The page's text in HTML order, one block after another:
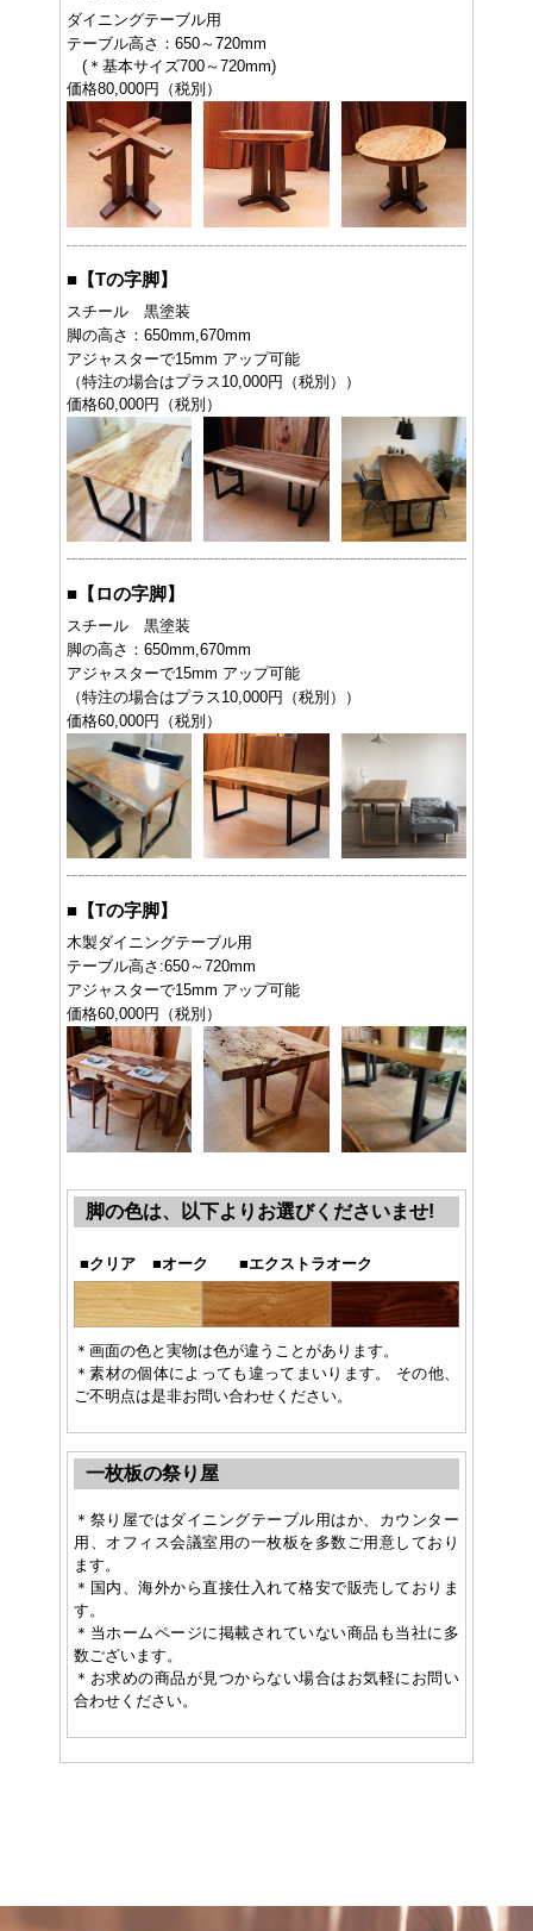
ダイニングテーブル用
テーブル高さ：650～720mm
(＊基本サイズ700～720mm)
価格80,000円（税別）
■ 【Tの字脚】
スチール 黒塗装
脚の高さ：650mm,670mm
アジャスターで15mm アップ可能
（特注の場合はプラス10,000円（税別））
価格60,000円（税別）
■ 【ロの字脚】
スチール 黒塗装
脚の高さ：650mm,670mm
アジャスターで15mm アップ可能
（特注の場合はプラス10,000円（税別））
価格60,000円（税別）
■ 【Tの字脚】
木製ダイニングテーブル用
テーブル高さ:650～720mm
アジャスターで15mm アップ可能
価格60,000円（税別）
脚の色は、以下よりお選びくださいませ!
■クリア ■オーク ■エクストラオーク
＊画面の色と実物は色が違うことがあります。
＊素材の個体によっても違ってまいります。 その他、
ご不明点は是非お問い合わせください。
一枚板の祭り屋
＊祭り屋ではダイニングテーブル用はか、カウンター
用、オフィス会議室用の一枚板を多数ご用意しており
ます。
＊国内、海外から直接仕入れて格安で販売しておりま
す。
＊当ホームページに掲載されていない商品も当社に多
数ございます。
＊お求めの商品が見つからない場合はお気軽にお問い
合わせください。